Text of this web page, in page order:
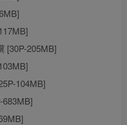
[30P-205MB]
104MB]
683MB]